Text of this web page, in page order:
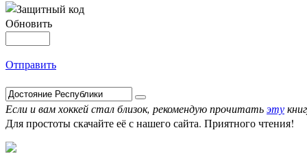
Обновить
Отправить
Если и вам хоккей стал близок, рекомендую прочитатьэту
Для простоты скачайте её с нашего сайта. Приятного чтения!